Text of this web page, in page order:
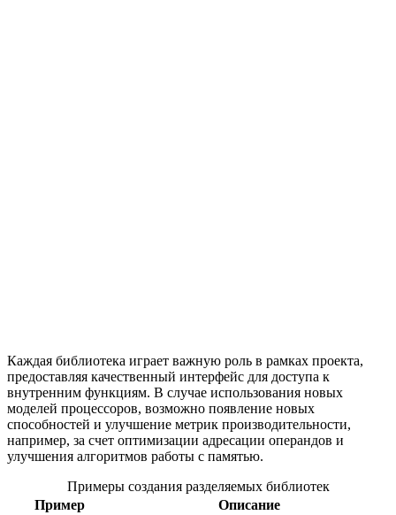
Каждая библиотека играет важную роль в рамках проекта,
предоставляя качественный интерфейс для доступа к
внутренним функциям. В случае использования новых
моделей процессоров, возможно появление новых
способностей и улучшение метрик производительности,
например, за счет оптимизации адресации операндов и
улучшения алгоритмов работы с памятью.
Примеры создания разделяемых библиотек
Пример
Описание